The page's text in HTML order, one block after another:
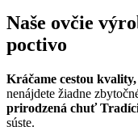
Naše ovčie
poctivo
Kráčame cestou
nenájdete žiadne
prirodzená chuť
súste.